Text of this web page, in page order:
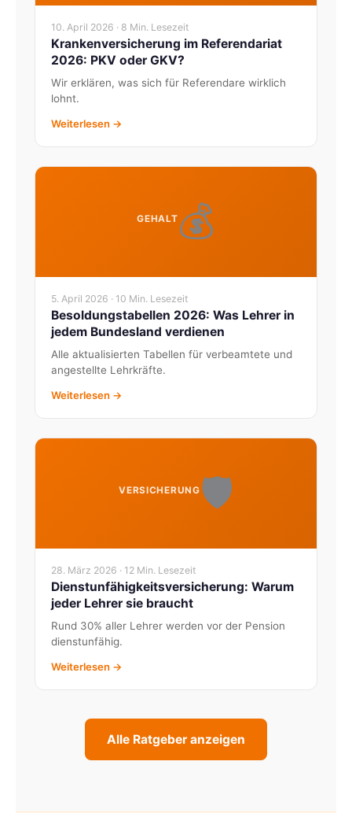
10. April 2026 · 8 Min. Lesezeit
Krankenversicherung im Referendariat
2026: PKV oder GKV?
Wir erklären, was sich für Referendare wirklich
lohnt.
Weiterlesen →
GEHALT 💰
5. April 2026 · 10 Min. Lesezeit
Besoldungstabellen 2026: Was Lehrer in
jedem Bundesland verdienen
Alle aktualisierten Tabellen für verbeamtete und
angestellte Lehrkräfte.
Weiterlesen →
VERSICHERUNG 🛡️
28. März 2026 · 12 Min. Lesezeit
Dienstunfähigkeitsversicherung: Warum
jeder Lehrer sie braucht
Rund 30% aller Lehrer werden vor der Pension
dienstunfähig.
Weiterlesen →
Alle Ratgeber anzeigen